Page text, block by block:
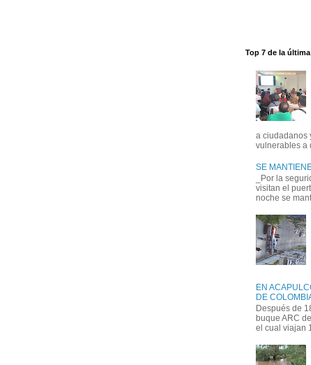
Top 7 de la
a ciudadanos
vulnerables a
SE
_Por la
visitan el
noche se
EN
DE
Después de
buque ARC
el cual viajan